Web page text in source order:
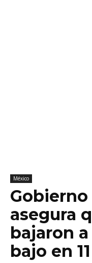
México
asegura
bajaron
bajo en